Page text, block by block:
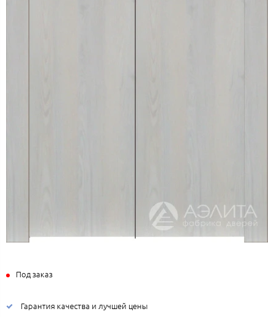
Под заказ
Гарантия качества и лучшей цены